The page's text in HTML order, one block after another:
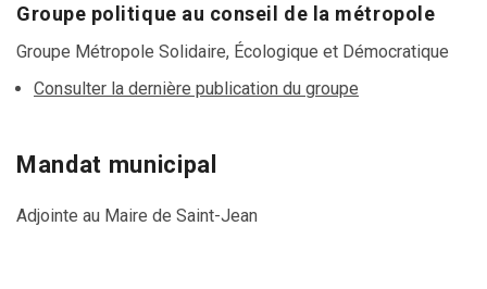
Groupe politique au conseil de la métropole
Groupe Métropole Solidaire, Écologique et Démocratique
Consulter la dernière publication du groupe
Mandat municipal
Adjointe au Maire de Saint-Jean